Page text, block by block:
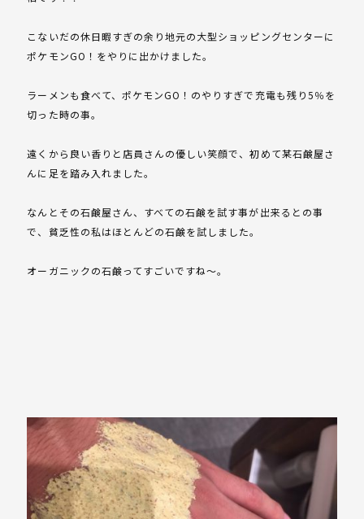
こないだの休日暇すぎの余り地元の大型ショッピングセンターに
ポケモンGO！をやりに出かけました。
ラーメンも食べて、ポケモンGO！のやりすぎで充電も残り5％を
切った時の事。
遠くから良い香りと店員さんの優しい笑顔で、初めて某石鹸屋さ
んに足を踏み入れました。
なんとその石鹸屋さん、すべての石鹸を試す事が出来るとの事
で、貧乏性の私はほとんどの石鹸を試しました。
オーガニックの石鹸ってすごいですね～。